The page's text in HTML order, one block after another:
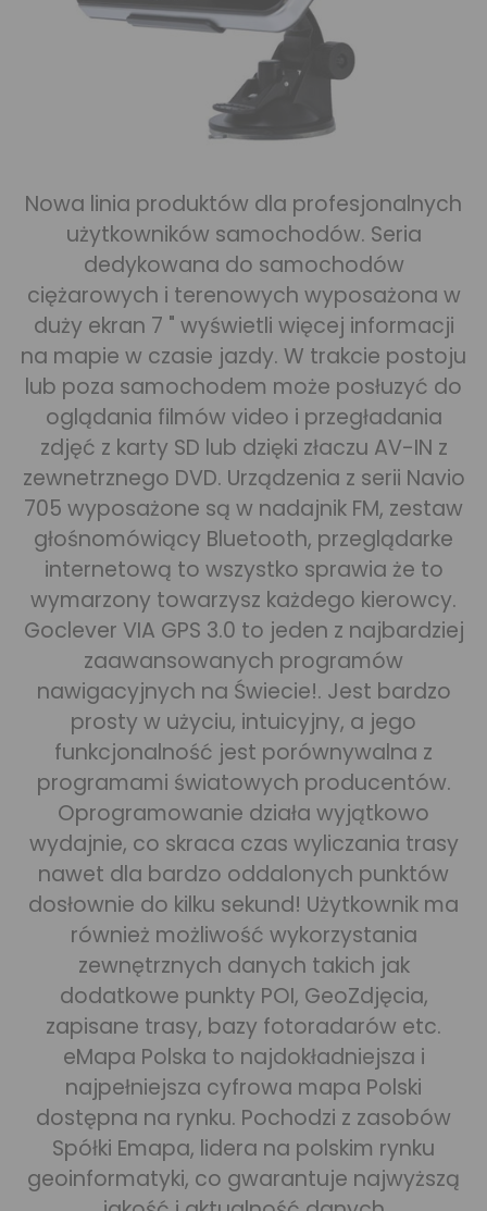
Nowa linia produktów dla profesjonalnych
użytkowników samochodów. Seria
dedykowana do samochodów
ciężarowych i terenowych wyposażona w
duży ekran 7 " wyświetli więcej informacji
na mapie w czasie jazdy. W trakcie postoju
lub poza samochodem może posłuzyć do
oglądania filmów video i przegładania
zdjęć z karty SD lub dzięki złaczu AV-IN z
zewnetrznego DVD. Urządzenia z serii Navio
705 wyposażone są w nadajnik FM, zestaw
głośnomówiący Bluetooth, przeglądarke
internetową to wszystko sprawia że to
wymarzony towarzysz każdego kierowcy.
Goclever VIA GPS 3.0 to jeden z najbardziej
zaawansowanych programów
nawigacyjnych na Świecie!. Jest bardzo
prosty w użyciu, intuicyjny, a jego
funkcjonalność jest porównywalna z
programami światowych producentów.
Oprogramowanie działa wyjątkowo
wydajnie, co skraca czas wyliczania trasy
nawet dla bardzo oddalonych punktów
dosłownie do kilku sekund! Użytkownik ma
również możliwość wykorzystania
zewnętrznych danych takich jak
dodatkowe punkty POI, GeoZdjęcia,
zapisane trasy, bazy fotoradarów etc.
eMapa Polska to najdokładniejsza i
najpełniejsza cyfrowa mapa Polski
dostępna na rynku. Pochodzi z zasobów
Spółki Emapa, lidera na polskim rynku
geoinformatyki, co gwarantuje najwyższą